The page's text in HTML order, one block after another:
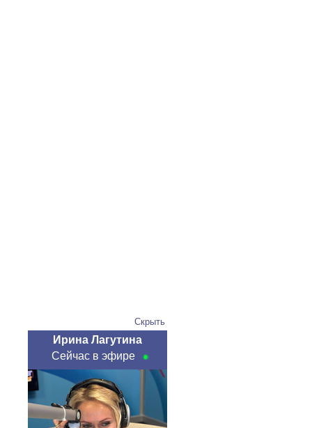
Скрыть
Ирина Лагутина
Сейчас в эфире